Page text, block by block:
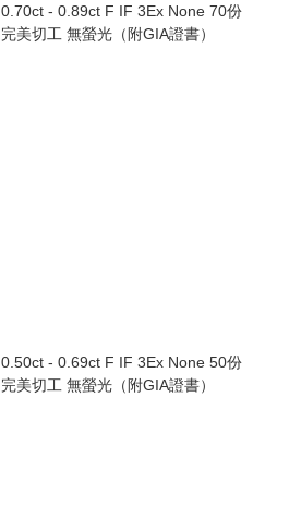
0.70ct - 0.89ct F IF 3Ex None 70份
完美切工 無螢光（附GIA證書）
0.50ct - 0.69ct F IF 3Ex None 50份
完美切工 無螢光（附GIA證書）